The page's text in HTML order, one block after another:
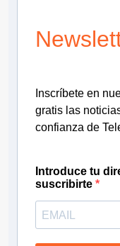
Inscríbete en
gratis las
confianza de
Introduce tu
suscribirte